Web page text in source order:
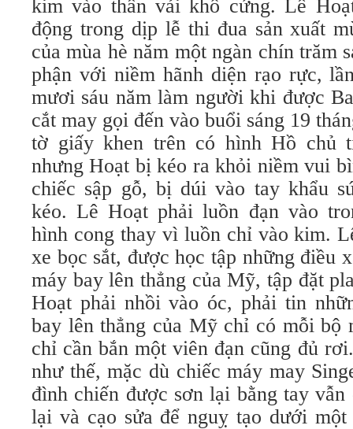
kim vào thân vải khô cứng. Lê
động trong dịp lễ thi đua sản xuất
của mùa hè năm một ngàn chín trăm
phận với niềm hãnh diện rạo rực,
mươi sáu năm làm người khi được
cắt may gọi đến vào buổi sáng 19
tờ giấy khen trên có hình Hồ chủ
nhưng Hoạt bị kéo ra khỏi niềm vui
chiếc sập gỗ, bị dúi vào tay khẩu
kéo. Lê Hoạt phải luồn đạn vào
hình cong thay vì luồn chỉ vào kim.
xe bọc sắt, được học tập những điều
máy bay lên thẳng của Mỹ, tập đặt
Hoạt phải nhồi vào óc, phải tin
bay lên thẳng của Mỹ chỉ có mỗi bộ
chỉ cần bắn một viên đạn cũng đủ
như thế, mặc dù chiếc máy may
đình chiến được sơn lại bằng tay
lại và cạo sửa để nguỵ tạo dưới